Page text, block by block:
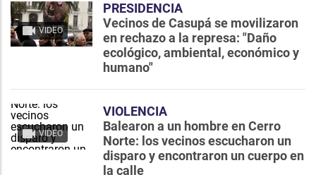
VIDEO
PRESIDENCIA
Vecinos de Casupá se movilizaron
en rechazo a la represa: "Daño
ecológico, ambiental, económico y
humano"
VIDEO
VIOLENCIA
Balearon a un hombre en Cerro
Norte: los vecinos escucharon un
disparo y encontraron un cuerpo en
la calle